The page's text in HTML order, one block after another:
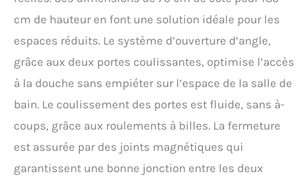
cm de hauteur en font une solution idéale pour les
espaces réduits. Le système d’ouverture d’angle,
grâce aux deux portes coulissantes, optimise l’accès
à la douche sans empiéter sur l’espace de la salle de
bain. Le coulissement des portes est fluide, sans à-
coups, grâce aux roulements à billes. La fermeture
est assurée par des joints magnétiques qui
garantissent une bonne jonction entre les deux